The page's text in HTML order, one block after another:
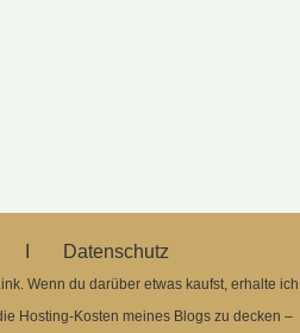
Ι Datenschutz
Wenn du darüber etwas kaufst, erhalte ich
Hosting-Kosten meines Blogs zu decken –